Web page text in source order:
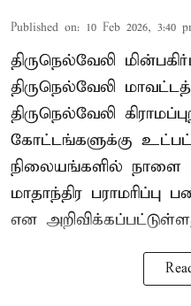
Published on: 10 Feb 2026, 3:40
திருநெல்வேலி
திருநெல்வேலி
திருநெல்வேலி
கோட்டங்களுக்கு
நிலையங்களில் நாளை
மாதாந்திர
என